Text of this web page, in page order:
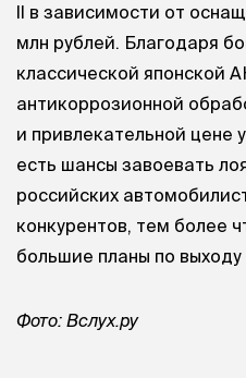
II в зависимости от
млн рублей. Благодаря
классической японской
антикоррозионной
и привлекательной цене
есть шансы завоевать
российских
конкурентов, тем более
большие планы по
Фото: Вслух.ру